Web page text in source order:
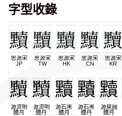
字型收錄
思源宋
JP
思源宋
TW
思源宋
HK
思源宋
CN
思源宋
KR
源流明
體月
源流明
體丹
源石黑
體月
源石黑
體丹
源泉圓
體月